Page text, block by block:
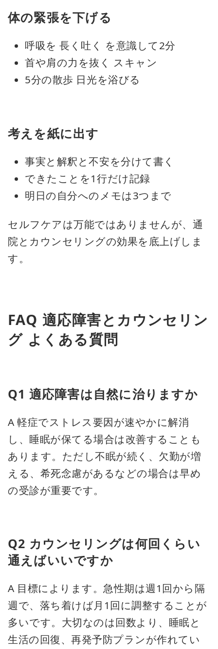
体の緊張を下げる
呼吸を 長く吐く を意識して2分
首や肩の力を抜く スキャン
5分の散歩 日光を浴びる
考えを紙に出す
事実と解釈と不安を分けて書く
できたことを1行だけ記録
明日の自分へのメモは3つまで
セルフケアは万能ではありませんが、通
院とカウンセリングの効果を底上げしま
す。
FAQ 適応障害とカウンセリン
グ よくある質問
Q1 適応障害は自然に治りますか
A 軽症でストレス要因が速やかに解消
し、睡眠が保てる場合は改善することも
あります。ただし不眠が続く、欠勤が増
える、希死念慮があるなどの場合は早め
の受診が重要です。
Q2 カウンセリングは何回くらい
通えばいいですか
A 目標によります。急性期は週1回から隔
週で、落ち着けば月1回に調整することが
多いです。大切なのは回数より、睡眠と
生活の回復、再発予防プランが作れてい